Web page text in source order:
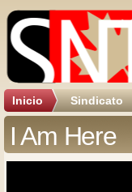
Inicio Sindicato
I Am Here